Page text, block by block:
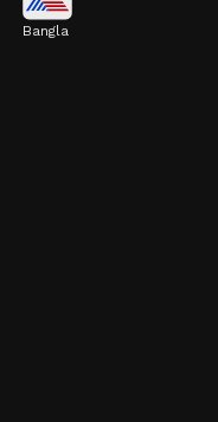
কিউয়িতে প্রচুর
Bangla